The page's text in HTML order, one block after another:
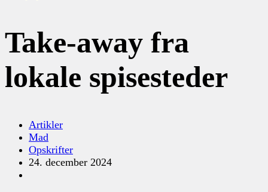
Take-away fra
lokale spisesteder
Artikler
Mad
Opskrifter
24. december 2024